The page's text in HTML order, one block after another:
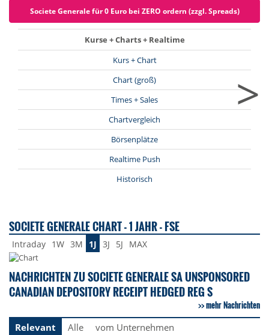
Societe Generale für 0 Euro bei ZERO ordern (zzgl. Spreads)
Kurse + Charts + Realtime
Kurs + Chart
Chart (groß)
Times + Sales
Chartvergleich
Börsenplätze
Realtime Push
Historisch
>
SOCIETE GENERALE CHART - 1 JAHR - FSE
Intraday 1W 3M 1J 3J 5J MAX
NACHRICHTEN ZU SOCIETE GENERALE SA UNSPONSORED
CANADIAN DEPOSITORY RECEIPT HEDGED REG S
mehr Nachrichten
Relevant
Alle vom Unternehmen